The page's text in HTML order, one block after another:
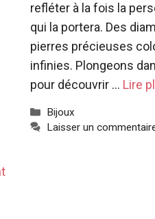
refléter à la fois la
qui la portera. Des
pierres précieuses
infinies. Plongeons
pour découvrir … Lire
Catégories
Bijoux
Laisser un